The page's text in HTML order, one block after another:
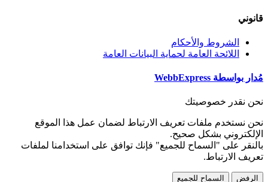
قانوني
الشروط والأحكام
اللائحة العامة لحماية البيانات العامة
مُدار بواسطة WebbExpress
نحن نقدر خصوصيتك
نحن نستخدم ملفات تعريف الارتباط لضمان عمل هذا الموقع
الإلكتروني بشكل صحيح.
بالنقر على "السماح للجميع" فإنك توافق على استخدامنا لملفات
تعريف الارتباط.
الرفض السماح للجميع